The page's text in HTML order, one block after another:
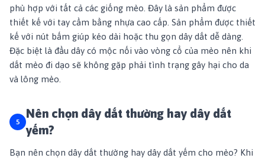
phù hợp với tất cả các giống mèo. Đây là sản phẩm được
thiết kế với tay cầm bằng nhựa cao cấp. Sản phẩm được thiết
kế với nút bấm giúp kéo dài hoặc thu gọn dây dắt dễ dàng.
Đặc biệt là đầu dây có mộc nối vào vòng cổ của mèo nên khi
dắt mèo đi dạo sẽ không gặp phải tình trạng gây hại cho da
và lông mèo.
Nên chọn dây dắt thường hay dây dắt
yếm?
Bạn nên chọn dây dắt thường hay dây dắt yếm cho mèo? Khi